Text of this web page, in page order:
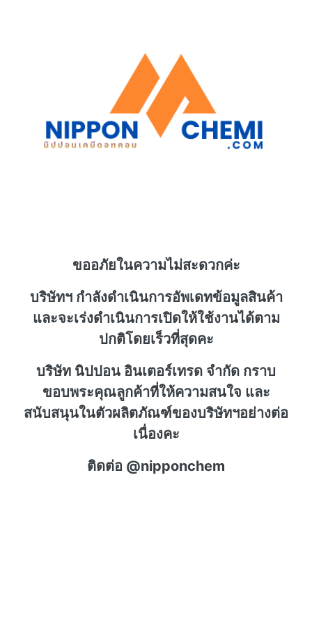
ขออภัยในความไม่สะดวกค่ะ
บริษัทฯ กำลังดำเนินการอัพเดทข้อมูลสินค้า
และจะเร่งดำเนินการเปิดให้ใช้งานได้ตาม
ปกติโดยเร็วที่สุดคะ
บริษัท นิปปอน อินเตอร์เทรด จำกัด กราบ
ขอบพระคุณลูกค้าที่ให้ความสนใจ และ
สนับสนุนในตัวผลิตภัณฑ์ของบริษัทฯอย่างต่อ
เนื่องคะ
ติดต่อ @nipponchem